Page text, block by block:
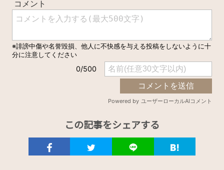
この記事をシェアする